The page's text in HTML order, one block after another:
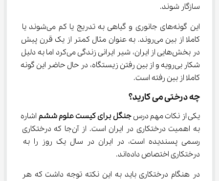
سازگار شوند.
این گونه‌های جانوری و گیاهی به تدریج یا کم می‌شوند یا
کاملا از بین می‌روند. به عنوان مثال کمتر از یک قرن پیش
در بخش‌هایی از ایران، شیر ایرانی زندگی می‌کرد اما به دلیل
شکار بی‌رویه و از بین رفتن زیستگاه، در حال حاضر این گونه
کاملا از بین رفته است.
چه درختی می کارید؟
یکی از نکات مهم درس جنگل برای کیست علوم ششم اشاره
به اهمیت درختکاری در ایران است. از آن‌جا که درختکاری
رسمی پسندیده است، در ایران در سال یک روز را به
درختکاری اختصاص داده‌اند.
در هنگام درختکاری باید به این نکته توجه داشت که هر